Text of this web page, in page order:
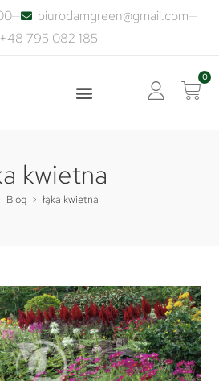
biurodamgreen@gmail.com
+48 795 082 185
0
kwietna
Blog > łąka kwietna